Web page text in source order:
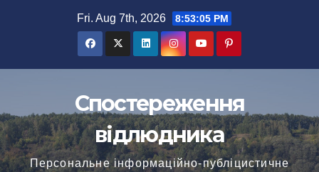
Fri. Aug 7th, 2026 8:53:05 PM
Спостереження
відлюдника
Персональне інформаційно-публіцистичне